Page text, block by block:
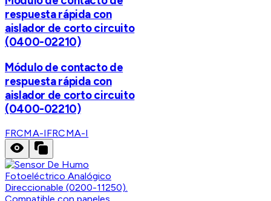
respuesta rápida con
aislador de corto circuito
(0400-02210)
Módulo de contacto de
respuesta rápida con
aislador de corto circuito
(0400-02210)
FRCMA-IFRCMA-I